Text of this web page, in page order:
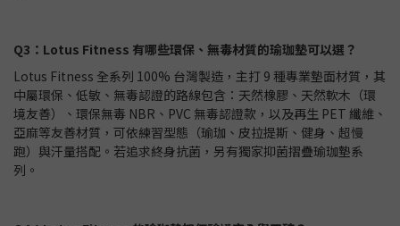
Q3：Lotus Fitness 有哪些環保、無毒材質的瑜珈墊可以選？
Lotus Fitness 全系列 100% 台灣製造，主打 9 種專業墊面材質，其
中屬環保、低敏、無毒認證的路線包含：天然橡膠、天然軟木（環
境友善）、環保無毒 NBR、PVC 無毒認證款，以及再生 PET 纖維、
亞麻等友善材質，可依練習型態（瑜珈、皮拉提斯、健身、超慢
跑）與汗量搭配。若追求終身抗菌，另有獨家抑菌摺疊瑜珈墊系
列。